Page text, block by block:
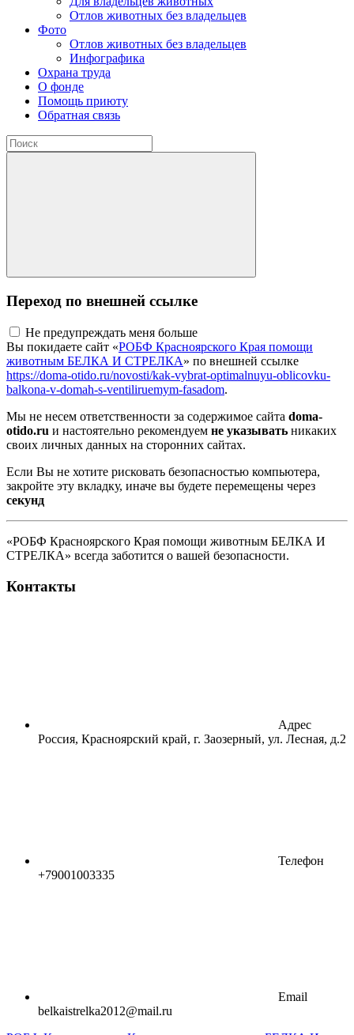
Отлов животных без владельцев
Фото
Отлов животных без владельцев
Инфографика
Охрана труда
О фонде
Помощь приюту
Обратная связь
Переход по внешней ссылке
Не предупреждать меня больше
Вы покидаете сайт «РОБФ Красноярского Края помощи
животным БЕЛКА И СТРЕЛКА» по внешней ссылке
https://doma-otido.ru/novosti/kak-vybrat-optimalnuyu-oblicovku-
balkona-v-domah-s-ventiliruemym-fasadom.
Мы не несем ответственности за содержимое сайта doma-
otido.ru и настоятельно рекомендуем не указывать никаких
своих личных данных на сторонних сайтах.
Если Вы не хотите рисковать безопасностью компьютера,
закройте эту вкладку, иначе вы будете перемещены через
секунд
«РОБФ Красноярского Края помощи животным БЕЛКА И
СТРЕЛКА» всегда заботится о вашей безопасности.
Контакты
Адрес
Россия, Красноярский край, г. Заозерный, ул. Лесная, д.2
Телефон
+79001003335
Email
belkaistrelka2012@mail.ru